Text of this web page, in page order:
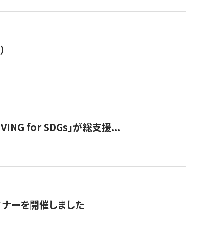
for SDGs」が総支援...
ーを開催しました